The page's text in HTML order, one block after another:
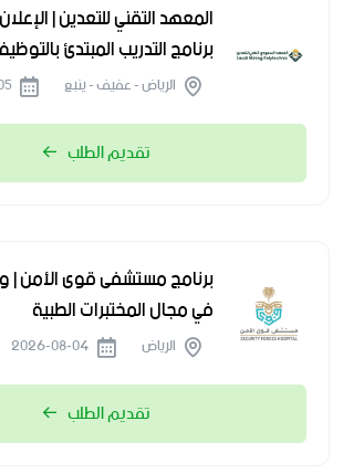
المعهد التقني للتعدين |
برنامج التدريب المبتدئ
الرياض - عفيف - ينبع
تقديم الطلب
برنامج مستشفى قوى الأمن
في مجال المختبرات الطبية
الرياض
تقديم الطلب